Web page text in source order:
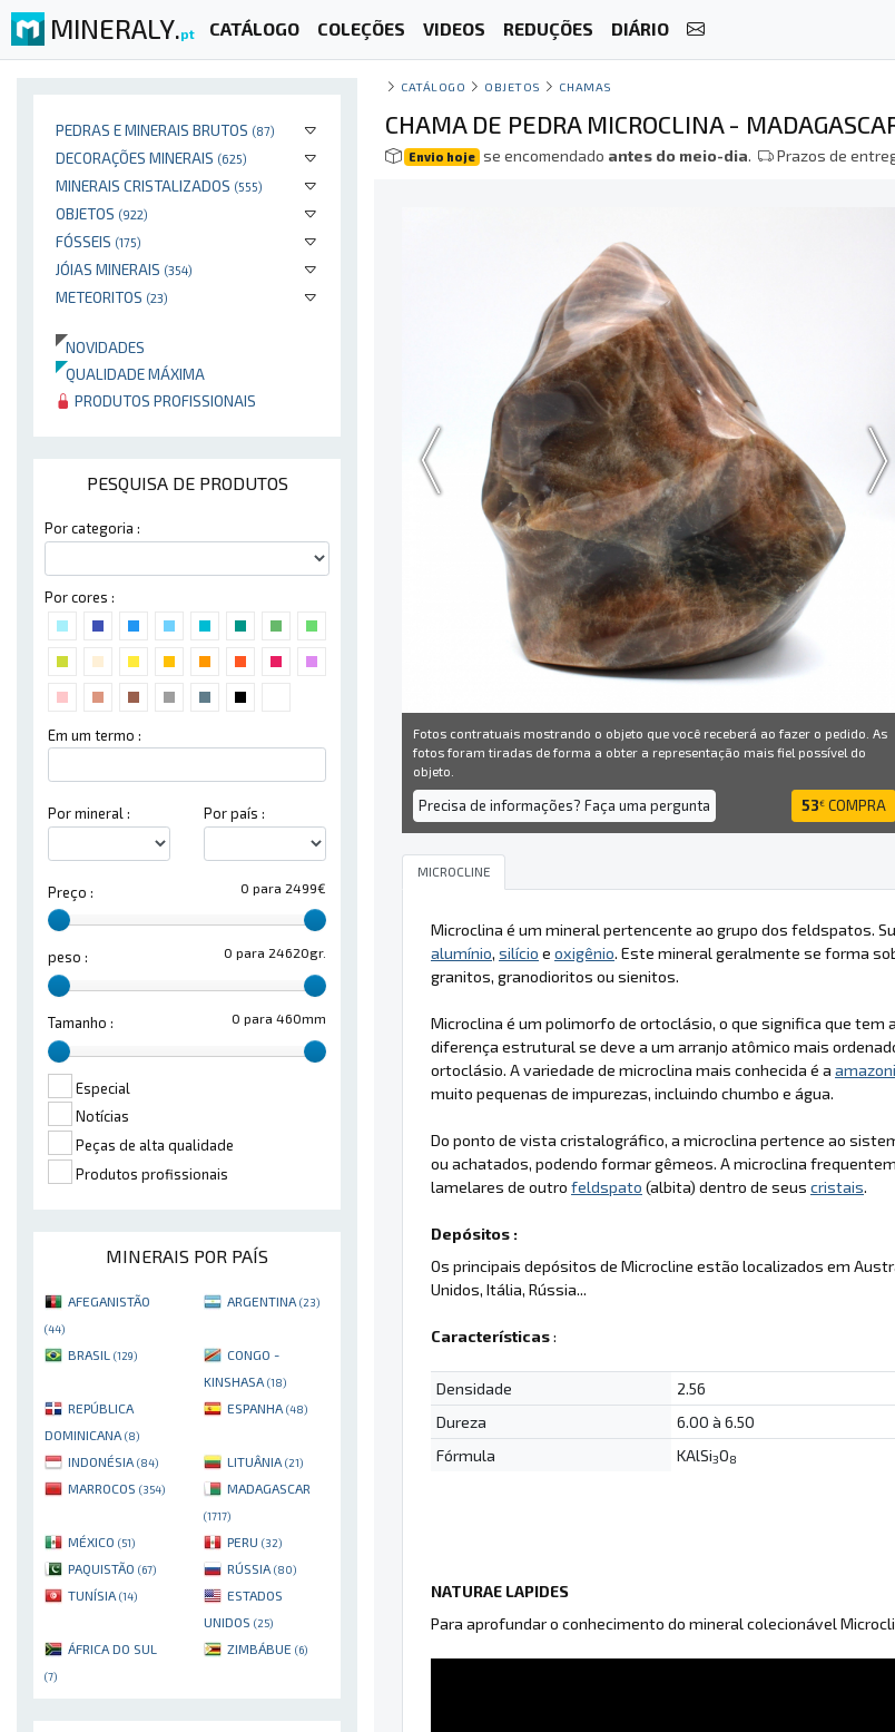
MINERALY.pt CATÁLOGO COLEÇÕES VIDEOS REDUÇÕES DIÁRIO
PEDRAS E MINERAIS BRUTOS (87)
DECORAÇÕES MINERAIS (625)
MINERAIS CRISTALIZADOS (555)
OBJETOS (922)
FÓSSEIS (175)
JÓIAS MINERAIS (354)
METEORITOS (23)
NOVIDADES
QUALIDADE MÁXIMA
PRODUTOS PROFISSIONAIS
PESQUISA DE PRODUTOS
Por categoria :
Por cores :
Em um termo :
Por mineral : Por país :
0 para 2499€
Preço :
0 para 24620gr.
peso :
0 para 460mm
Tamanho :
Especial
Notícias
Peças de alta qualidade
Produtos profissionais
MINERAIS POR PAÍS
AFEGANISTÃO
(44)
ARGENTINA (23)
BRASIL (129)
CONGO -
KINSHASA (18)
REPÚBLICA
DOMINICANA (8)
ESPANHA (48)
INDONÉSIA (84) LITUÂNIA (21)
MARROCOS (354) MADAGASCAR
(1717)
MÉXICO (51) PERU (32)
PAQUISTÃO (67) RÚSSIA (80)
TUNÍSIA (14)
ESTADOS
UNIDOS (25)
ÁFRICA DO SUL
(7)
ZIMBÁBUE (6)
CATÁLOGO OBJETOS CHAMAS
CHAMA DE PEDRA MICROCLINA -
Envio hoje se encomendado antes do meio-dia. Prazos de
Fotos contratuais mostrando o objeto que você receberá ao fazer o pedido. As
fotos foram tiradas de forma a obter a representação mais fiel possível do
objeto.
Precisa de informações? Faça uma pergunta 53€ COMPRA
MICROCLINE
Microclina é um mineral pertencente ao grupo dos feldspatos.
alumínio, silício e oxigênio. Este mineral geralmente se forma
granitos, granodioritos ou sienitos.
Microclina é um polimorfo de ortoclásio, o que significa que
diferença estrutural se deve a um arranjo atômico mais
ortoclásio. A variedade de microclina mais conhecida é a
muito pequenas de impurezas, incluindo chumbo e água.
Do ponto de vista cristalográfico, a microclina pertence ao
ou achatados, podendo formar gêmeos. A microclina
lamelares de outro feldspato (albita) dentro de seus cristais.
Depósitos :
Os principais depósitos de Microcline estão localizados em
Unidos, Itália, Rússia...
Características:
Densidade
2.56
Dureza
6.00 à 6.50
Fórmula
KAlSi3O8
NATURAE LAPIDES
Para aprofundar o conhecimento do mineral colecionável